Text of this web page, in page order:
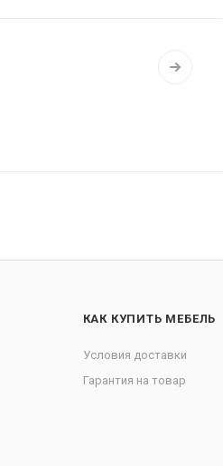
КАК КУПИТЬ МЕБЕЛЬ
Условия доставки
Гарантия на товар